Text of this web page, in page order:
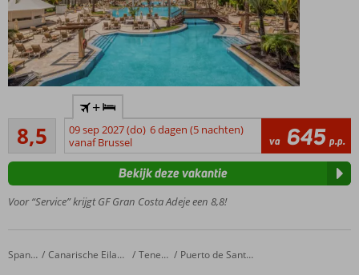
Accommodatie met een
GSTC erkend
duurzaamheidscertificaat
Luxe, service
en kwaliteit
onvergetelijke
ervaring
4.500 m2
zonneterras
8,5
Aanrader
19
beoordelingen
+
09 sep 2027 (do) 6 dagen (5 nachten)
vanaf Brussel
va 645 p.p.
Voor “Service” krijgt GF Gran Costa Adeje een 8,8!
Bekijk deze vakantie
Home Spanje Canarische Eilanden Tenerife Puerto de Santiago
Landmar Costa los Gigantes Family Resort